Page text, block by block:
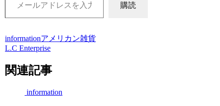
購読
informationアメリカン雑貨
L.C Enterprise
関連記事
information